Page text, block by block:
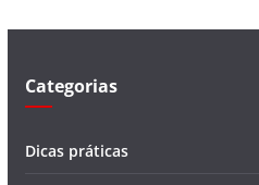
Categorias
Dicas práticas